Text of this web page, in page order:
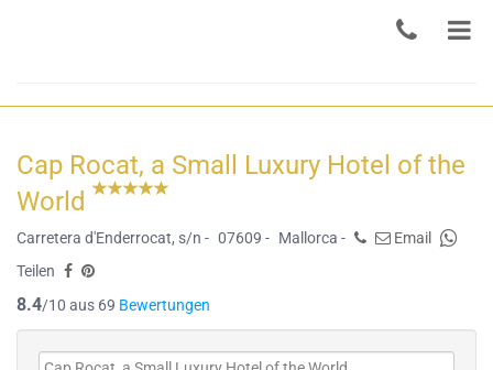
Cap Rocat, a Small Luxury Hotel of the
World
Carretera d'Enderrocat, s/n - 07609 - Mallorca -
Email
Teilen
8.4/10 aus 69 Bewertungen